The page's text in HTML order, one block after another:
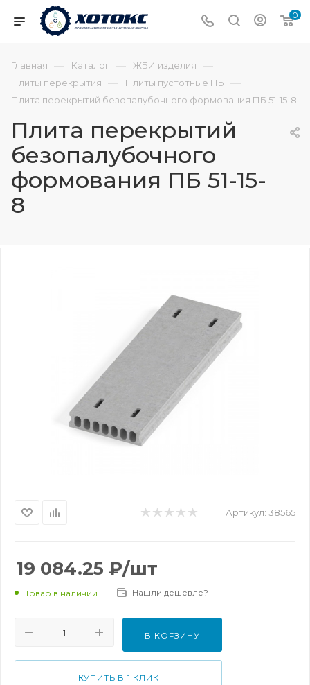
0
Главная — Каталог — ЖБИ изделия —
Плиты перекрытия — Плиты пустотные ПБ —
Плита перекрытий безопалубочного формования ПБ 51-15-8
Плита перекрытий
безопалубочного
формования ПБ 51-15-
8
Артикул: 38565
19 084.25 ₽/шт
Товар в наличии Нашли дешевле?
В КОРЗИНУ
КУПИТЬ В 1 КЛИК